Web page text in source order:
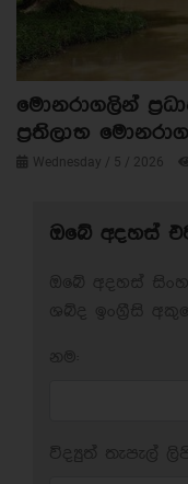
මොනරාගලින්
ප්‍රතිලාභ
Wednesday / 5 / 2026
ඔබේ අදහස්